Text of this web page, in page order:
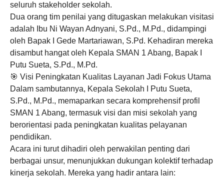
seluruh stakeholder sekolah.
​Dua orang tim penilai yang ditugaskan melakukan visitasi
adalah Ibu Ni Wayan Adnyani, S.Pd., M.Pd., didampingi
oleh Bapak I Gede Martariawan, S.Pd. Kehadiran mereka
disambut hangat oleh Kepala SMAN 1 Abang, Bapak I
Putu Sueta, S.Pd., M.Pd.
​🎯 Visi Peningkatan Kualitas Layanan Jadi Fokus Utama
​Dalam sambutannya, Kepala Sekolah I Putu Sueta,
S.Pd., M.Pd., memaparkan secara komprehensif profil
SMAN 1 Abang, termasuk visi dan misi sekolah yang
berorientasi pada peningkatan kualitas pelayanan
pendidikan.
​Acara ini turut dihadiri oleh perwakilan penting dari
berbagai unsur, menunjukkan dukungan kolektif terhadap
kinerja sekolah. Mereka yang hadir antara lain: